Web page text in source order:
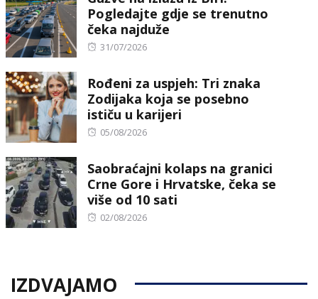
Pogledajte gdje se trenutno
čeka najduže
Posted
31/07/2026
Rođeni za uspjeh: Tri znaka
Zodijaka koja se posebno
ističu u karijeri
Posted
05/08/2026
Saobraćajni kolaps na granici
Crne Gore i Hrvatske, čeka se
više od 10 sati
Posted
02/08/2026
IZDVAJAMO